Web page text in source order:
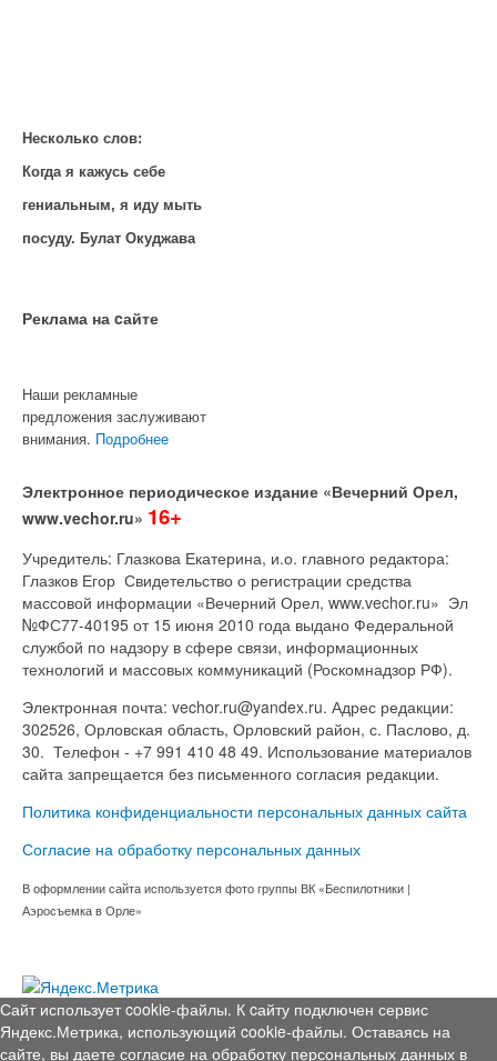
Несколько слов:
Когда я кажусь себе
гениальным, я иду мыть
посуду. Булат Окуджава
Реклама на cайте
Наши рекламные
предложения заслуживают
внимания. Подробнее
Электронное периодическое издание «Вечерний Орел,
www.vechor.ru» 16+
Учредитель: Глазкова Екатерина, и.о. главного редактора:
Глазков Егор Свидетельство о регистрации средства
массовой информации «Вечерний Орел, www.vechor.ru» Эл
№ФС77-40195 от 15 июня 2010 года выдано Федеральной
службой по надзору в сфере связи, информационных
технологий и массовых коммуникаций (Роскомнадзор РФ).
Электронная почта: vechor.ru@yandex.ru. Адрес редакции:
302526, Орловская область, Орловский район, с. Паслово, д.
30. Телефон - +7 991 410 48 49. Использование материалов
сайта запрещается без письменного согласия редакции.
Политика конфиденциальности персональных данных сайта
Согласие на обработку персональных данных
В оформлении сайта используется фото группы ВК «Беспилотники |
Аэросъемка в Орле»
Сайт использует cookie-файлы. К cайту подключен сервис
Яндекс.Метрика, использующий cookie-файлы. Оставаясь на
сайте, вы даете согласие на обработку персональных данных в